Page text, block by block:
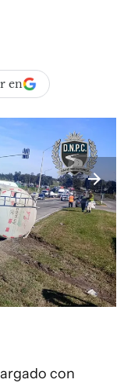
en
con